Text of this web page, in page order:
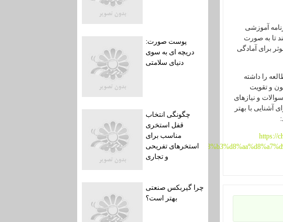
آموزشی
تا به صورت
برای آمادگی
را داشته
و تقویت
و نیازهای
با بهتر
https://
پوست صورت:
دریچه ای به سوی
دنیای سلامتی
چگونگی انتخاب
قفل استخری
مناسب برای
استخرهای تفریحی
و تجاری
چرا گیربکس صنعتی
بهتر است؟